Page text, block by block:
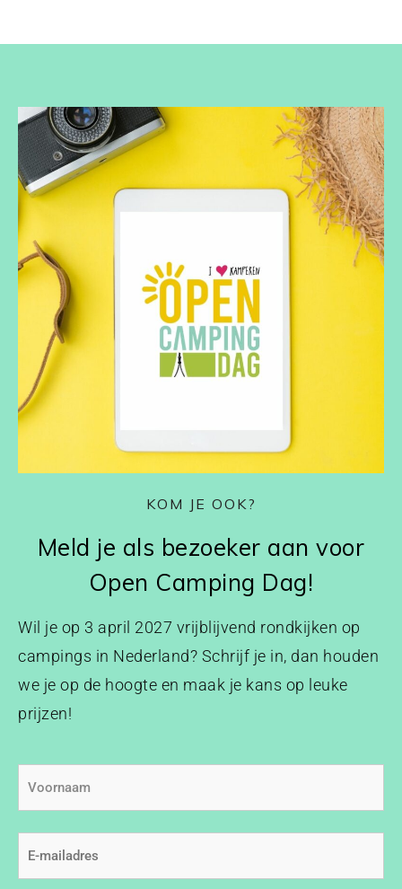
KOM JE OOK?
Meld je als bezoeker aan voor
Open Camping Dag!
Wil je op 3 april 2027 vrijblijvend rondkijken op
campings in Nederland? Schrijf je in, dan houden
we je op de hoogte en maak je kans op leuke
prijzen!
Voornaam
E-
mailadres